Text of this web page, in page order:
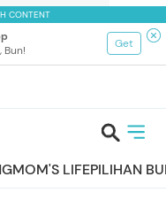
CONTENT
Bun!
Get
MOM'S LIFEPILIHAN